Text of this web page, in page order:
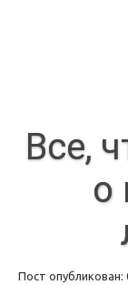
Все,
о
Пост опубликован: